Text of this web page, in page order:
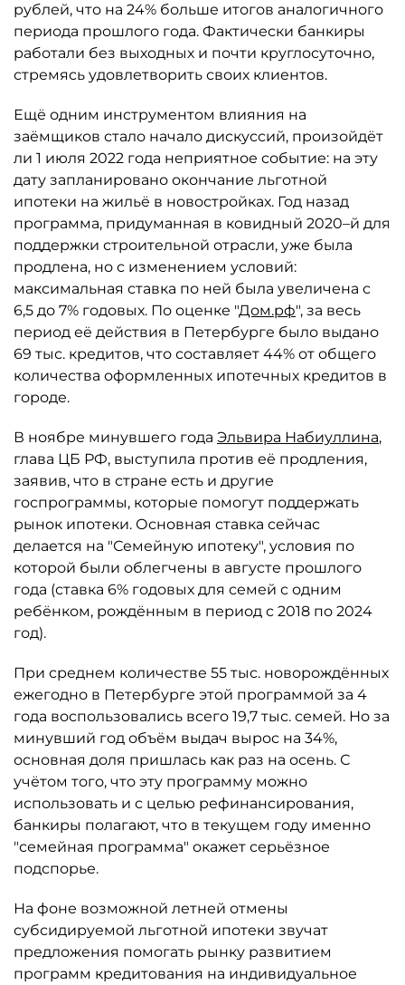
рублей, что на 24% больше итогов аналогичного
периода прошлого года. Фактически банкиры
работали без выходных и почти круглосуточно,
стремясь удовлетворить своих клиентов.
Ещё одним инструментом влияния на
заёмщиков стало начало дискуссий, произойдёт
ли 1 июля 2022 года неприятное событие: на эту
дату запланировано окончание льготной
ипотеки на жильё в новостройках. Год назад
программа, придуманная в ковидный 2020–й для
поддержки строительной отрасли, уже была
продлена, но с изменением условий:
максимальная ставка по ней была увеличена с
6,5 до 7% годовых. По оценке "Дом.рф", за весь
период её действия в Петербурге было выдано
69 тыс. кредитов, что составляет 44% от общего
количества оформленных ипотечных кредитов в
городе.
В ноябре минувшего года Эльвира Набиуллина,
глава ЦБ РФ, выступила против её продления,
заявив, что в стране есть и другие
госпрограммы, которые помогут поддержать
рынок ипотеки. Основная ставка сейчас
делается на "Семейную ипотеку", условия по
которой были облегчены в августе прошлого
года (ставка 6% годовых для семей с одним
ребёнком, рождённым в период с 2018 по 2024
год).
При среднем количестве 55 тыс. новорождённых
ежегодно в Петербурге этой программой за 4
года воспользовались всего 19,7 тыс. семей. Но за
минувший год объём выдач вырос на 34%,
основная доля пришлась как раз на осень. С
учётом того, что эту программу можно
использовать и с целью рефинансирования,
банкиры полагают, что в текущем году именно
"семейная программа" окажет серьёзное
подспорье.
На фоне возможной летней отмены
субсидируемой льготной ипотеки звучат
предложения помогать рынку развитием
программ кредитования на индивидуальное